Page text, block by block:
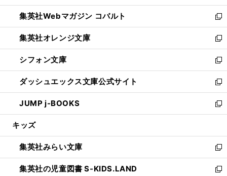
開
く
ウ
で
開
く
ン
ド
ウ
で
開
く
ウ
ィ
ン
ド
ウ
で
開
く
集英社Webマガジン コバルト
新
し
い
ウ
ィ
ン
ド
ウ
で
開
集英社オレンジ文庫
新
し
い
ウ
ィ
ン
ド
ウ
開
く
シフォン文庫
新
し
い
ウ
ィ
ン
ウ
で
開
く
ダッシュエックス文庫公式サイト
新
し
い
ウ
ン
ド
ウ
で
JUMP j-BOOKS
新
し
ウ
ィ
ン
ド
キッズ
集英社みらい文庫
新
し
い
集英社の児童図書 S-KIDS.LAND
新